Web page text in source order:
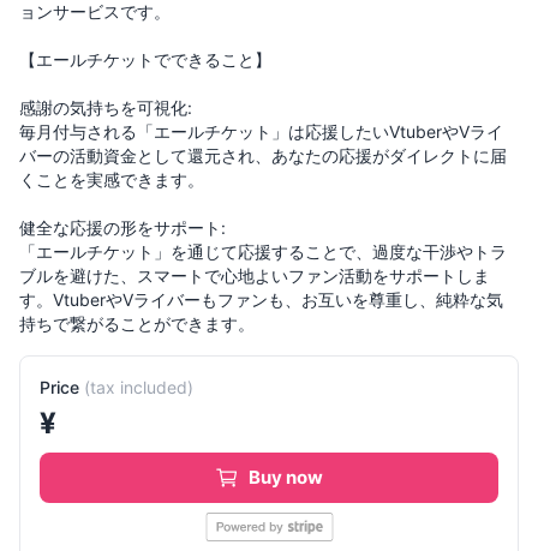
ョンサービスです。
【エールチケットでできること】
感謝の気持ちを可視化:
毎月付与される「エールチケット」は応援したいVtuberやVライ
バーの活動資金として還元され、あなたの応援がダイレクトに届
くことを実感できます。
健全な応援の形をサポート:
「エールチケット」を通じて応援することで、過度な干渉やトラ
ブルを避けた、スマートで心地よいファン活動をサポートしま
す。VtuberやVライバーもファンも、お互いを尊重し、純粋な気
持ちで繋がることができます。
Price (tax included)
¥
Buy now